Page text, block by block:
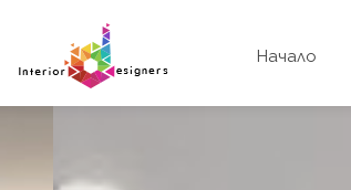
Начало